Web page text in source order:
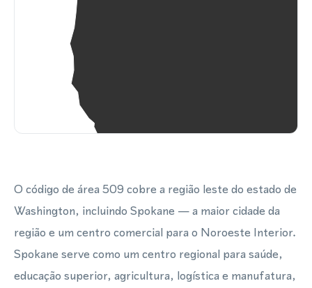
O código de área 509 cobre a região leste do estado de
Washington, incluindo Spokane — a maior cidade da
região e um centro comercial para o Noroeste Interior.
Spokane serve como um centro regional para saúde,
educação superior, agricultura, logística e manufatura,